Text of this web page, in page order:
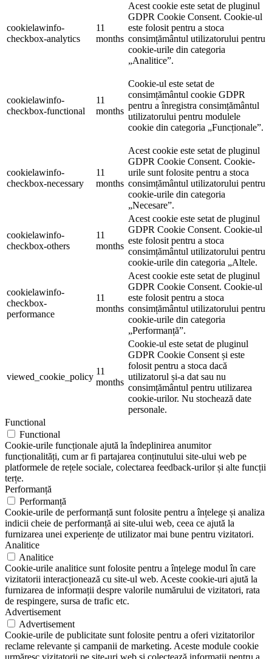
cookielawinfo-
checkbox-analytics
11
months
Acest cookie este setat de pluginul
GDPR Cookie Consent. Cookie-ul
este folosit pentru a stoca
consimțământul utilizatorului pentru
cookie-urile din categoria
„Analitice”.
cookielawinfo-
checkbox-functional
11
months
Cookie-ul este setat de
consimțământul cookie GDPR
pentru a înregistra consimțământul
utilizatorului pentru modulele
cookie din categoria „Funcționale”.
cookielawinfo-
checkbox-necessary
11
months
Acest cookie este setat de pluginul
GDPR Cookie Consent. Cookie-
urile sunt folosite pentru a stoca
consimțământul utilizatorului pentru
cookie-urile din categoria
„Necesare”.
cookielawinfo-
checkbox-others
11
months
Acest cookie este setat de pluginul
GDPR Cookie Consent. Cookie-ul
este folosit pentru a stoca
consimțământul utilizatorului pentru
cookie-urile din categoria „Altele.
cookielawinfo-
checkbox-
performance
11
months
Acest cookie este setat de pluginul
GDPR Cookie Consent. Cookie-ul
este folosit pentru a stoca
consimțământul utilizatorului pentru
cookie-urile din categoria
„Performanță”.
viewed_cookie_policy
11
months
Cookie-ul este setat de pluginul
GDPR Cookie Consent și este
folosit pentru a stoca dacă
utilizatorul și-a dat sau nu
consimțământul pentru utilizarea
cookie-urilor. Nu stochează date
personale.
Functional
Functional
Cookie-urile funcționale ajută la îndeplinirea anumitor
funcționalități, cum ar fi partajarea conținutului site-ului web pe
platformele de rețele sociale, colectarea feedback-urilor și alte funcții
terțe.
Performanță
Performanță
Cookie-urile de performanță sunt folosite pentru a înțelege și analiza
indicii cheie de performanță ai site-ului web, ceea ce ajută la
furnizarea unei experiențe de utilizator mai bune pentru vizitatori.
Analitice
Analitice
Cookie-urile analitice sunt folosite pentru a înțelege modul în care
vizitatorii interacționează cu site-ul web. Aceste cookie-uri ajută la
furnizarea de informații despre valorile numărului de vizitatori, rata
de respingere, sursa de trafic etc.
Advertisement
Advertisement
Cookie-urile de publicitate sunt folosite pentru a oferi vizitatorilor
reclame relevante și campanii de marketing. Aceste module cookie